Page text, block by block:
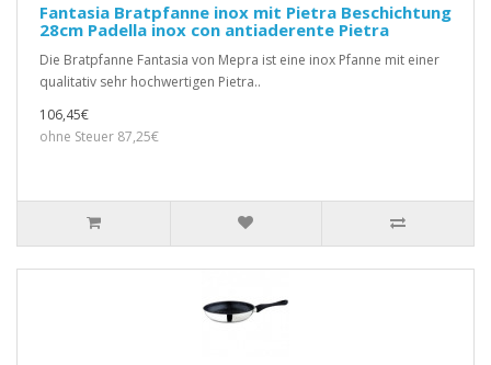
Fantasia Bratpfanne inox mit Pietra Beschichtung
28cm Padella inox con antiaderente Pietra
Die Bratpfanne Fantasia von Mepra ist eine inox Pfanne mit einer
qualitativ sehr hochwertigen Pietra..
106,45€
ohne Steuer 87,25€